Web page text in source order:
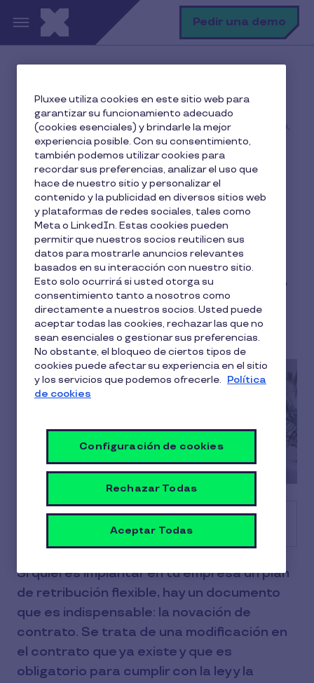
Pasar al contenido principal Pedir una demo
Gestión RRHH
Novación de contrato en la Retribución Flexible: qué es,
cuándo se necesita y cómo funciona
Novación de contrato en
la Retribución Flexible:
qué es, cuándo se
necesita y cómo funciona
Ainhoa Muguerza
5 min de lectura
28 Abril 2026
Tabla de contenido
Si quieres implantar en tu empresa un plan
de retribución flexible, hay un documento
que es indispensable: la novación de
contrato. Se trata de una modificación en
el contrato que ya existe y que es
obligatorio para cumplir con la ley y la
Pluxee utiliza cookies en este sitio web para
garantizar su funcionamiento adecuado
(cookies esenciales) y brindarle la mejor
experiencia posible. Con su consentimiento,
también podemos utilizar cookies para
recordar sus preferencias, analizar el uso que
hace de nuestro sitio y personalizar el
contenido y la publicidad en diversos sitios web
y plataformas de redes sociales, tales como
Meta o LinkedIn. Estas cookies pueden
permitir que nuestros socios reutilicen sus
datos para mostrarle anuncios relevantes
basados en su interacción con nuestro sitio.
Esto solo ocurrirá si usted otorga su
consentimiento tanto a nosotros como
directamente a nuestros socios. Usted puede
aceptar todas las cookies, rechazar las que no
sean esenciales o gestionar sus preferencias.
No obstante, el bloqueo de ciertos tipos de
cookies puede afectar su experiencia en el sitio
y los servicios que podemos ofrecerle. Política
de cookies
Configuración de cookies
Rechazar Todas
Aceptar Todas